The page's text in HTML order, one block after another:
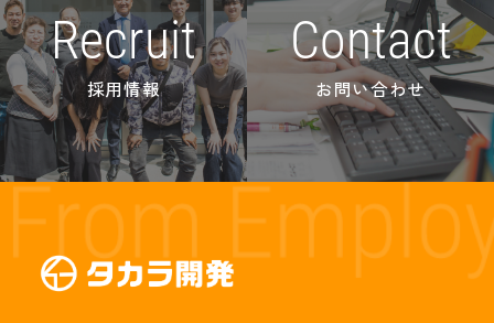
Recruit
採用情報
Contact
お問い合わせ